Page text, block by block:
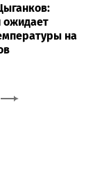
ожидает
на